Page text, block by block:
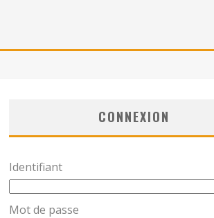
CONNEXION
Identifiant
Mot de passe